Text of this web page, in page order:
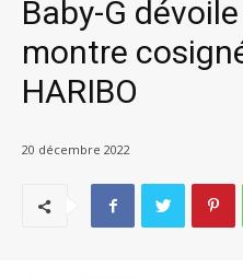
Baby-G
montre
HARIBO
20 décembre 2022